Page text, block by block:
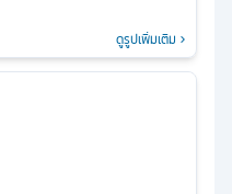
ดูรูปเพิ่มเติม